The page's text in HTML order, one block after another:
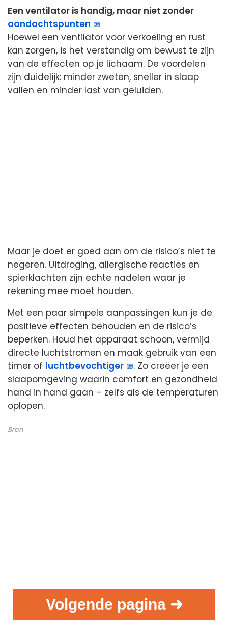
Een ventilator is handig, maar niet zonder
aandachtspunten
Hoewel een ventilator voor verkoeling en rust
kan zorgen, is het verstandig om bewust te zijn
van de effecten op je lichaam. De voordelen
zijn duidelijk: minder zweten, sneller in slaap
vallen en minder last van geluiden.
Maar je doet er goed aan om de risico’s niet te
negeren. Uitdroging, allergische reacties en
spierklachten zijn echte nadelen waar je
rekening mee moet houden.
Met een paar simpele aanpassingen kun je de
positieve effecten behouden en de risico’s
beperken. Houd het apparaat schoon, vermijd
directe luchtstromen en maak gebruik van een
timer of luchtbevochtiger
. Zo creëer je een
slaapomgeving waarin comfort en gezondheid
hand in hand gaan – zelfs als de temperaturen
oplopen.
Bron
Volgende pagina ➜